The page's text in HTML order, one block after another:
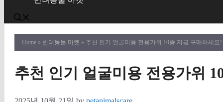
Home » 반려동물 마켓 » 추천 인기 얼굴미용 전용가위 10종 지금 구매하세요!
추천 인기 얼굴미용 전용가위